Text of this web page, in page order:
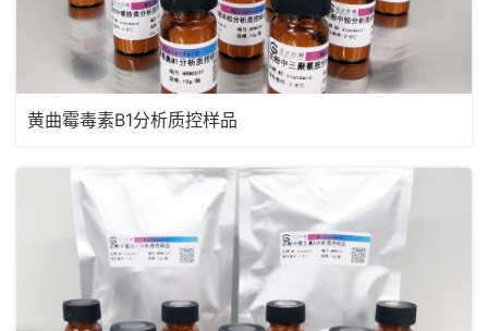
黄曲霉毒素B1分析质控样品